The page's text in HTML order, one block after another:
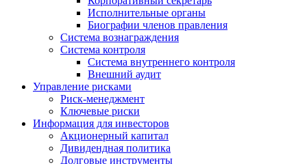
Исполнительные органы
Биографии членов правления
Система вознаграждения
Система контроля
Система внутреннего контроля
Внешний аудит
Управление рисками
Риск-менеджмент
Ключевые риски
Информация для инвесторов
Акционерный капитал
Дивидендная политика
Долговые инструменты